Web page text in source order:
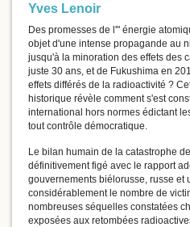
Yves Lenoir
Des promesses de l'" énergie
objet d'une intense propagande au
jusqu'à la minoration des effets des
juste 30 ans, et de Fukushima en
effets différés de la radioactivité ?
historique révèle comment s'est
international hors normes édictant
tout contrôle démocratique.
Le bilan humain de la catastrophe
définitivement figé avec le rapport
gouvernements biélorusse, russe et
considérablement le nombre de
nombreuses séquelles constatées
exposées aux retombées